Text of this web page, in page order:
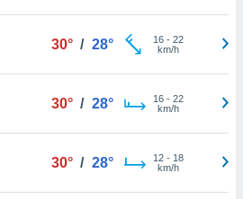
30° / 28° 16- 22
km/h
30° / 28° 16- 22
km/h
30° / 28° 12- 18
km/h